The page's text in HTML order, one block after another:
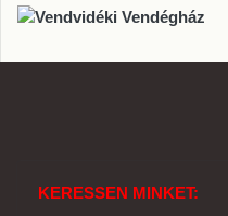
KERESSEN MINKET: